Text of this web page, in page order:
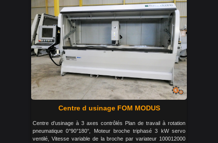
Centre d usinage FOM MODUS
Centre d’usinage à 3 axes contrôlés Plan de travail à rotation
pneumatique 0°90°180°, Moteur broche triphasé 3 kW servo
ventilé, Vitesse variable de la broche par variateur 100012000